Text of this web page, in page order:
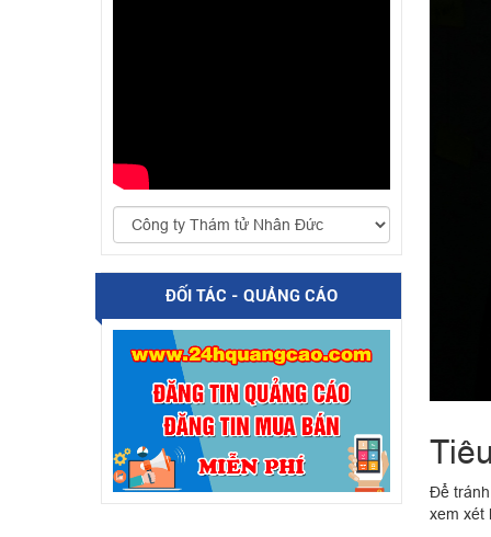
ĐỐI TÁC - QUẢNG CÁO
Để
xem xét